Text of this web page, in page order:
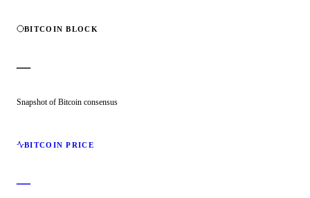
BITCOIN BLOCK
—
Snapshot of Bitcoin consensus
BITCOIN PRICE
—